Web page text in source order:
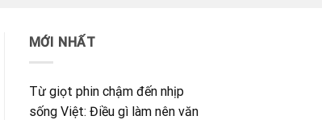
MỚI NHẤT
Từ giọt phin chậm đến nhịp
sống Việt: Điều gì làm nên văn